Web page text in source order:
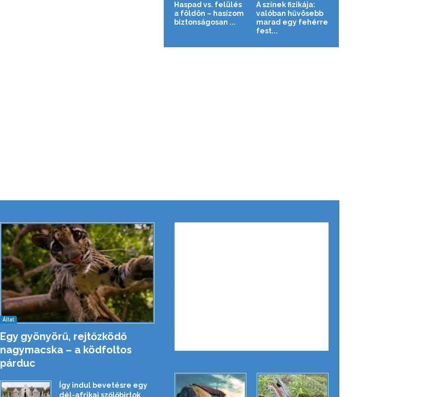
Haspad vs. felülés
a földön – hasizom
biztonságosan ...
A színek fizikája:
valóban hűvösebb
marad egy fehérre
fest...
Állat
Egy gyönyörű, rejtőzködő
nagymacska – a ködfoltos
párduc
Így indul bevetésre egy
dél-afrikai szőlőbirtok